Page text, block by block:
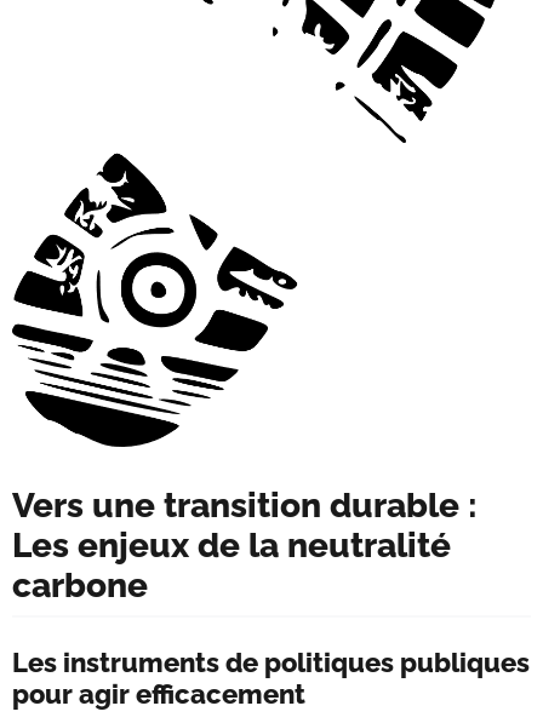
Vers une transition durable :
Les enjeux de la neutralité
carbone
Les instruments de politiques publiques
pour agir efficacement